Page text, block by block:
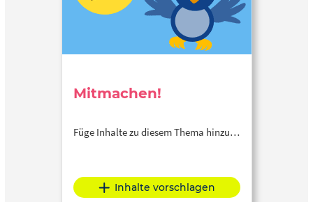
Mitmachen!
Füge Inhalte zu diesem Thema hinzu…
Inhalte vorschlagen